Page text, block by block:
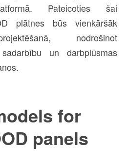
Pateicoties šai
plātnes būs vienkāršāk
nodrošinot
un darbplūsmas
for
panels